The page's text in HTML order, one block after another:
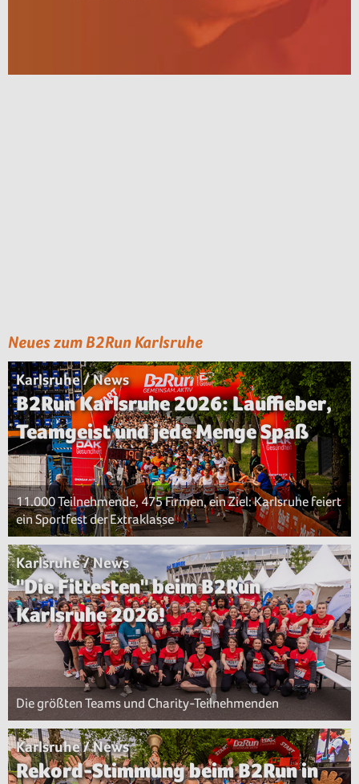
Neues zum B2Run Karlsruhe
Karlsruhe / News
B2Run Karlsruhe 2026: Lauffieber,
Teamgeist und jede Menge Spaß
11.000 Teilnehmende, 475 Firmen, ein Ziel: Karlsruhe feiert
ein Sportfest der Extraklasse
Karlsruhe / News
"Die Fittesten" beim B2Run
Karlsruhe 2026!
Die größten Teams und Charity-Teilnehmenden
Karlsruhe / News
Rekord-Stimmung beim B2Run in